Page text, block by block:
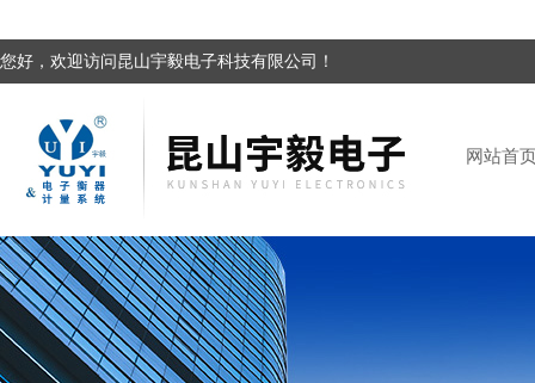
您好，欢迎访问昆山宇毅电子科技有限公司！
网站首